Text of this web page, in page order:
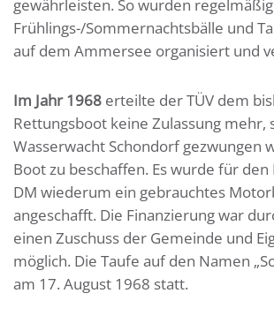
gewährleisten. So wurden
Frühlings-/Sommernachtsbälle und
auf dem Ammersee organisiert und
Im Jahr 1968 erteilte der TÜV dem
Rettungsboot keine Zulassung mehr,
Wasserwacht Schondorf gezwungen
Boot zu beschaffen. Es wurde für den
DM wiederum ein gebrauchtes
angeschafft. Die Finanzierung war
einen Zuschuss der Gemeinde und
möglich. Die Taufe auf den Namen
am 17. August 1968 statt.